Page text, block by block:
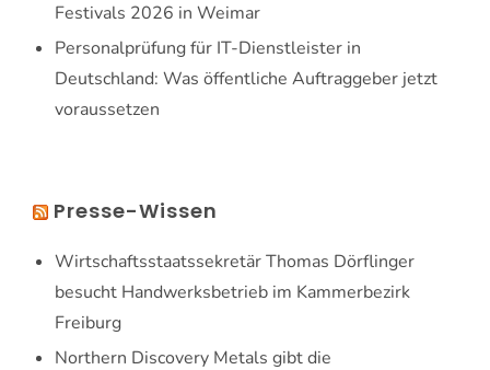
Festivals 2026 in Weimar
Personalprüfung für IT-Dienstleister in
Deutschland: Was öffentliche Auftraggeber jetzt
voraussetzen
Presse-Wissen
Wirtschaftsstaatssekretär Thomas Dörflinger
besucht Handwerksbetrieb im Kammerbezirk
Freiburg
Northern Discovery Metals gibt die